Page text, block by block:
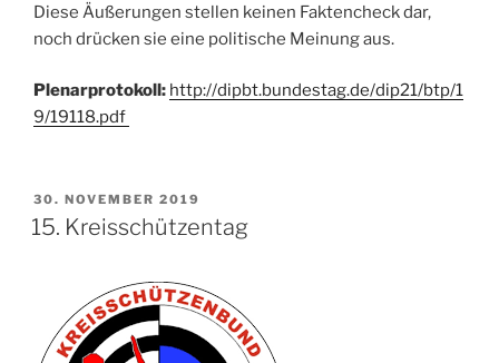
Diese Äußerungen stellen keinen Faktencheck dar,
noch drücken sie eine politische Meinung aus.
Plenarprotokoll: http://dipbt.bundestag.de/dip21/btp/1
9/19118.pdf
VERÖFFENTLICHT
AM
30. NOVEMBER 2019
15. Kreisschützentag